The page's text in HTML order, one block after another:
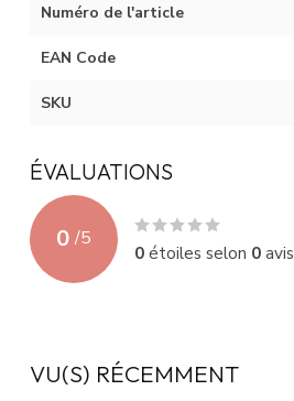
Numéro de l'article
EAN Code
SKU
ÉVALUATIONS
0 /5
0étoiles selon 0avis
VU(S) RÉCEMMENT